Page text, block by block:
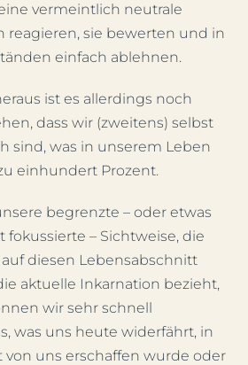
vermeintlich neutrale
reagieren, sie bewerten und in
einfach ablehnen.
ist es allerdings noch
dass wir (zweitens) selbst
sind, was in unserem Leben
einhundert Prozent.
begrenzte – oder etwas
– Sichtweise, die
diesen Lebensabschnitt
aktuelle Inkarnation bezieht,
wir sehr schnell
was uns heute widerfährt, in
uns erschaffen wurde oder